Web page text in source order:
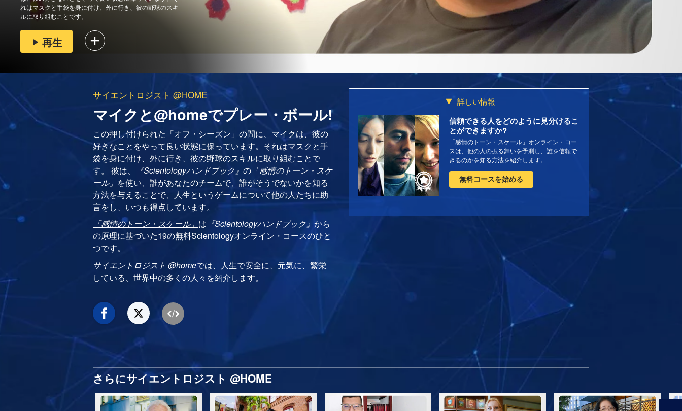
れはマスクと手袋を身に付け、外に行き、彼の野球のスキ
ルに取り組むことです。
再生
サイエントロジスト @HOME
マイクと@homeでプレー・ボール!
この押し付けられた「オフ・シーズン」の間に、マイクは、彼の
好きなことをやって良い状態に保っています。それはマスクと手
袋を身に付け、外に行き、彼の野球のスキルに取り組むことで
す。 彼は、
『Scientologyハンドブック』の 「感情のトーン・スケ
ール」 を使い、誰があなたのチームで、誰がそうでないかを知る
方法を与えることで、人生というゲームについて他の人たちに助
言をし、いつも得点しています。
「感情のトーン・スケール」 は 『Scientologyハンドブック』から
の原理に基づいた19の無料Scientologyオンライン・コースのひと
つです。
サイエントロジスト @homeでは、人生で安全に、元気に、繁栄
している、世界中の多くの人々を紹介します。
詳しい情報
信頼できる人をどのように見分けるこ
とができますか?
「感情のトーン・スケール」オンライン・コー
スは、他の人の振る舞いを予測し、誰を信頼で
きるのかを知る方法を紹介します。
無料コースを始める
さらにサイエントロジスト @HOME